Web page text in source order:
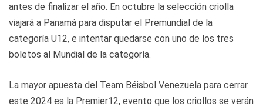
antes de finalizar el año. En octubre la selección criolla
viajará a Panamá para disputar el Premundial de la
categoría U12, e intentar quedarse con uno de los tres
boletos al Mundial de la categoría.
La mayor apuesta del Team Béisbol Venezuela para cerrar
este 2024 es la Premier12, evento que los criollos se verán